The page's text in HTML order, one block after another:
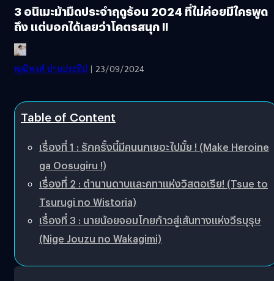
3 อนิเมะม้ามืดประจำฤดูร้อน 2024 ที่ไม่ค่อยมีใครพูด
ถึง แต่บอกได้เลยว่าโคตรสนุก !!
พุฒิพงศ์ ปานประทีป | 23/09/2024
Table of Content
เรื่องที่ 1 : รักครั้งนี้มีคนนกเยอะไปมั้ย ! (Make Heroine
ga Oosugiru !)
เรื่องที่ 2 : ตำนานดาบและคทาแห่งวิสตอเรีย! (Tsue to
Tsurugi no Wistoria)
เรื่องที่ 3 : นายน้อยจอมโกยก้าวสู่เส้นทางแห่งวีรบุรุษ
(Nige Jouzu no Wakagimi)